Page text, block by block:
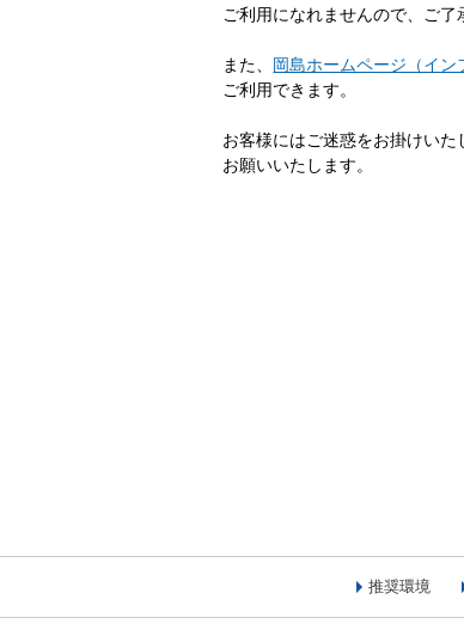
ご利用になれませんので、ご了
また、 岡島ホームページ（イン
ご利用できます。
お客様にはご迷惑をお掛けいた
お願いいたします。
推奨環境